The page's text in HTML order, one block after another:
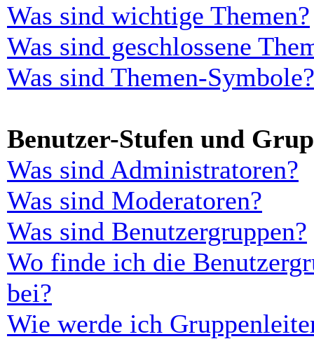
Was sind wichtige Themen?
Was sind geschlossene
Was sind Themen-Symbole?
Benutzer-Stufen und
Was sind Administratoren?
Was sind Moderatoren?
Was sind Benutzergruppen?
Wo finde ich die
bei?
Wie werde ich